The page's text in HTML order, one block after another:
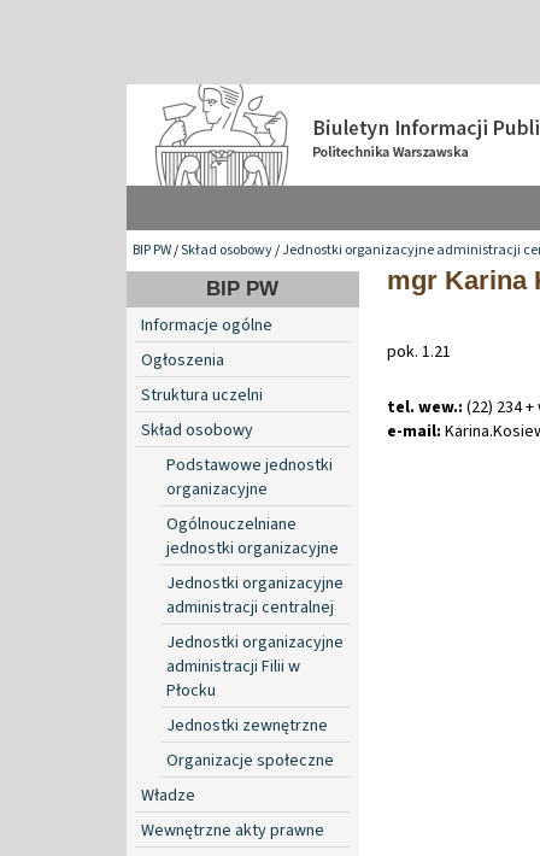
BIP PW/Skład osobowy/Jednostki organizacyjne administracji
BIP PW
Informacje ogólne
Ogłoszenia
Struktura uczelni
Skład osobowy
Podstawowe jednostki
organizacyjne
Ogólnouczelniane
jednostki organizacyjne
Jednostki organizacyjne
administracji centralnej
Jednostki organizacyjne
administracji Filii w
Płocku
Jednostki zewnętrzne
Organizacje społeczne
Władze
Wewnętrzne akty prawne
mgr Karina
pok. 1.21
tel. wew.: (22) 234
e-mail: Karina.